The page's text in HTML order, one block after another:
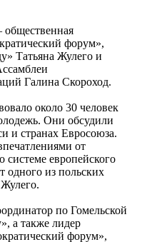
форум»,
Татьяна Жулего и
Галина Скороход.
около 30 человек
Они обсудили
и странах Евросоюза.
от
системе европейского
одного из польских
по Гомельской
а также лидер
форум»,